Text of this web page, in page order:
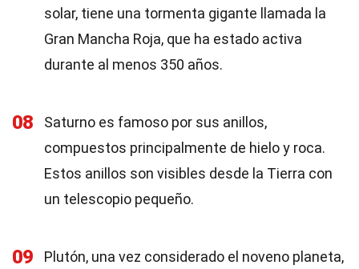
solar, tiene una tormenta gigante llamada la
Gran Mancha Roja, que ha estado activa
durante al menos 350 años.
08
Saturno es famoso por sus anillos,
compuestos principalmente de hielo y roca.
Estos anillos son visibles desde la Tierra con
un telescopio pequeño.
09
Plutón, una vez considerado el noveno planeta,